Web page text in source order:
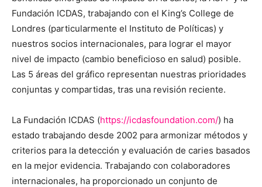
Fundación ICDAS, trabajando con el King’s College de
Londres (particularmente el Instituto de Políticas) y
nuestros socios internacionales, para lograr el mayor
nivel de impacto (cambio beneficioso en salud) posible.
Las 5 áreas del gráfico representan nuestras prioridades
conjuntas y compartidas, tras una revisión reciente.
La Fundación ICDAS (https://icdasfoundation.com/) ha
estado trabajando desde 2002 para armonizar métodos y
criterios para la detección y evaluación de caries basados
en la mejor evidencia. Trabajando con colaboradores
internacionales, ha proporcionado un conjunto de